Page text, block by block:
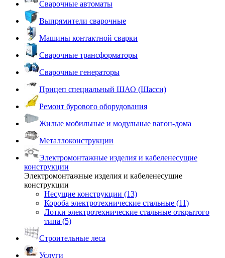
Сварочные автоматы
Выпрямители сварочные
Машины контактной сварки
Сварочные трансформаторы
Сварочные генераторы
Прицеп специальный ШАО (Шасси)
Ремонт бурового оборудования
Жилые мобильные и модульные вагон-дома
Металлоконструкции
Электромонтажные изделия и кабеленесущие
конструкции
Электромонтажные изделия и кабеленесущие
конструкции
Несущие конструкции (13)
Короба электротехнические стальные (11)
Лотки электротехнические стальные открытого
типа (5)
Строительные леса
Услуги